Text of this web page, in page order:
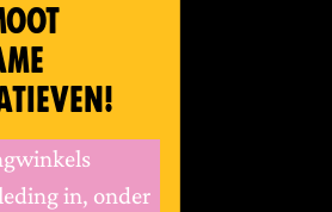
in, onder